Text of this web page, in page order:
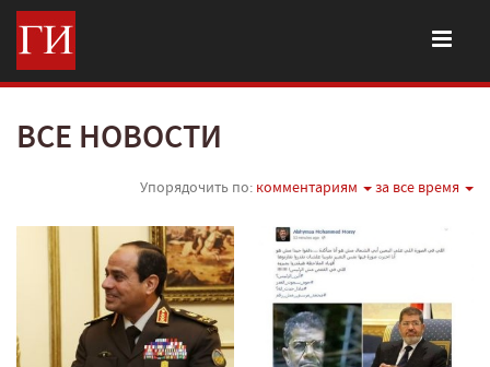
ВСЕ НОВОСТИ
Упорядочить по: комментариям за все время